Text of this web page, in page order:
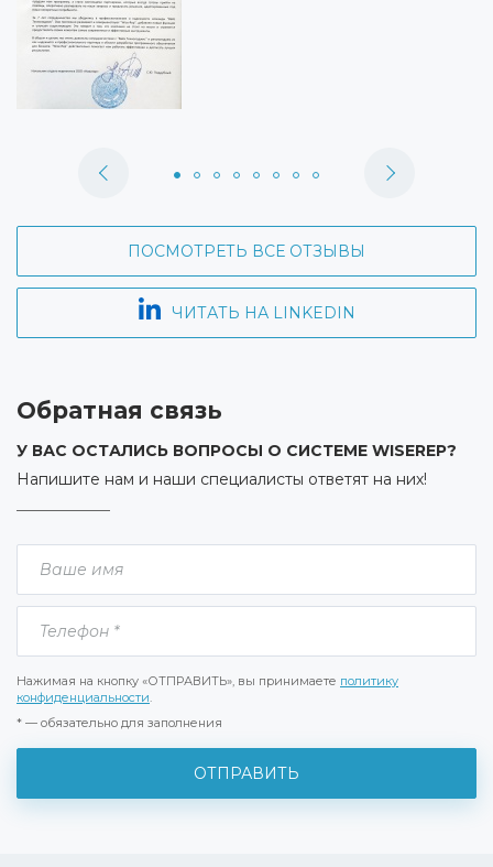
ПОСМОТРЕТЬ ВСЕ ОТЗЫВЫ
ЧИТАТЬ НА LINKEDIN
Обратная связь
У ВАС ОСТАЛИСЬ ВОПРОСЫ О СИСТЕМЕ WISEREP?
Напишите нам и наши специалисты ответят на них!
Нажимая на кнопку «ОТПРАВИТЬ», вы принимаете политику
конфиденциальности.
* — обязательно для заполнения